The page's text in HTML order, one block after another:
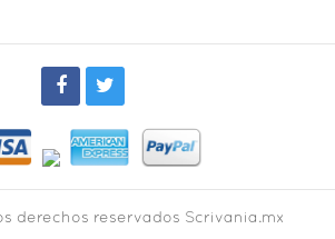
derechos reservados Scrivania.mx